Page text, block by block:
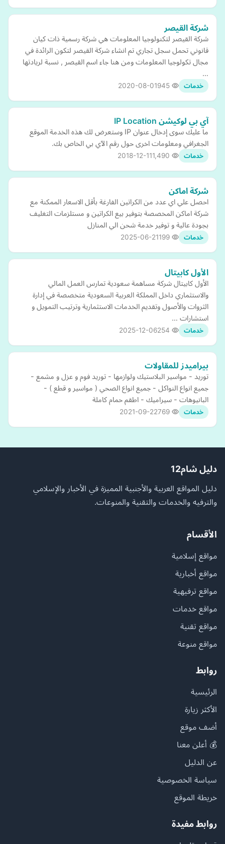
شركة القيصر
شركة القيصر لتكنولوجيا المعلومات هي شركة رسمية ذات كيان
قانوني تحمل سجل تجاري تم انشاء شركة القيصر لتكون الرائدة في
مجال تكولوجيا المعلومات ومن هنا جاء اسم القيصر , نسبة لريادتها
…
خدمات 2020-08-01
آي بي لوكيشن IP Location
ما عليك سوى إدخال عنوان IP وستعرض لك هذه الخدمة الموقع
الجغرافي ومعلومات اخرى حول رقم الآي بي الخاص بك.
خدمات 2018-12-11
شركة اماكن
احصل علي اي عدد من الكراتين الفارغة بأقل الاسعار الممكنة مع
شركة اماكن المخصصة بتوفير بيع الكراتين و مستلزمات التغليف
بجودة عالية و توفير خدمة شحن الي المنازل
خدمات 2025-06-21
الأول كابيتال
الأول كابيتال شركة مساهمة سعودية تمارس العمل المالي
والاستثماري داخل المملكة العربية السعودية متخصصة في إدارة
الثروات والأصول وتقديم الخدمات الاستثمارية وترتيب التمويل و
استشارات …
خدمات 2025-12-06
بيراميدز للمقاولات
توريد - مواسير البلاستيك ولوازمها - توريد فوم و عزل و مشمع -
جميع انواع النواكل - جميع انواع الصحي ( مواسير و قطع ) -
البانيوهات - سيراميك - اطقم حمام كاملة
خدمات 2021-09-22
دليل شام12
دليل المواقع العربية والأجنبية المميزة في الأخبار والإسلامي
والترفيه والخدمات والتقنية والمنوعات.
الأقسام
مواقع إسلامية
مواقع أخبارية
مواقع ترفيهية
مواقع خدمات
مواقع تقنية
مواقع منوعة
روابط
الرئيسية
الأكثر زيارة
أضف موقع
💰 أعلن معنا
عن الدليل
سياسة الخصوصية
خريطة الموقع
روابط مفيدة